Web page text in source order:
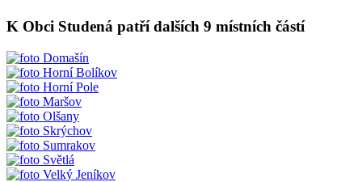
K Obci Studená patří dalších 9 místních částí
Domašín
Horní Bolíkov
Horní Pole
Maršov
Olšany
Skrýchov
Sumrakov
Světlá
Velký Jeníkov